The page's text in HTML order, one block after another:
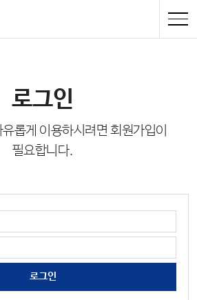
로그인
롭게 이용하시려면 회원가입이
필요합니다.
로그인